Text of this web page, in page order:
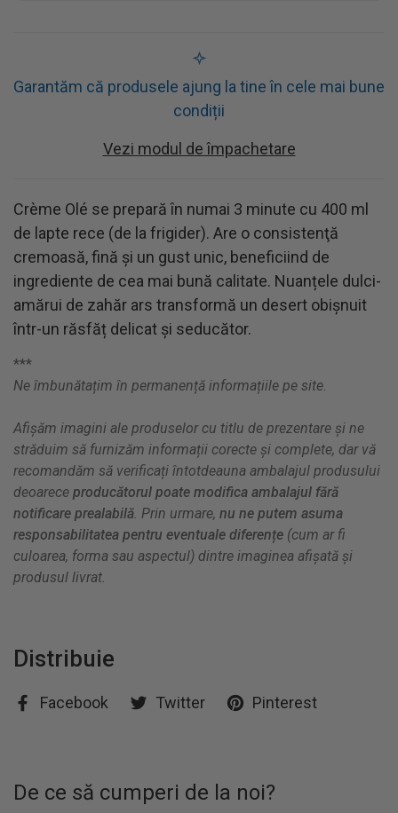
Garantăm că produsele ajung la tine în cele mai bune
condiții
Vezi modul de împachetare
Crème Olé se prepară în numai 3 minute cu 400 ml
de lapte rece (de la frigider). Are o consistenţă
cremoasă, fină şi un gust unic, beneficiind de
ingrediente de cea mai bună calitate. Nuanțele dulci-
amărui de zahăr ars transformă un desert obișnuit
într-un răsfăț delicat și seducător.
***
Ne îmbunătațim în permanență informațiile pe site.
Afișăm imagini ale produselor cu titlu de prezentare și ne
străduim să furnizăm informații corecte și complete, dar vă
recomandăm să verificați întotdeauna ambalajul produsului
deoarece producătorul poate modifica ambalajul fără
notificare prealabilă. Prin urmare, nu ne putem asuma
responsabilitatea pentru eventuale diferențe (cum ar fi
culoarea, forma sau aspectul) dintre imaginea afișată și
produsul livrat.
Distribuie
Facebook Twitter Pinterest
De ce să cumperi de la noi?